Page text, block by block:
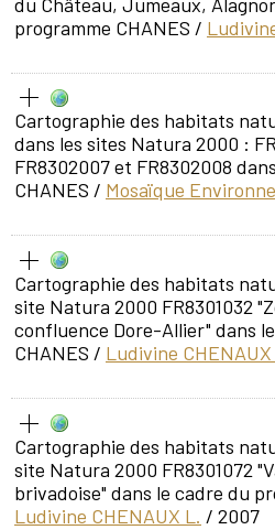
programme CHANES /
Cartographie des habitats
dans les sites Natura 2000 :
FR8302007 et FR8302008
CHANES / Mosaïque
Cartographie des habitats
site Natura 2000 FR8301032
confluence Dore-Allier" dans
CHANES / Ludivine CHENAUX
Cartographie des habitats
site Natura 2000 FR8301072
brivadoise" dans le cadre du
Ludivine CHENAUX L. / 2007